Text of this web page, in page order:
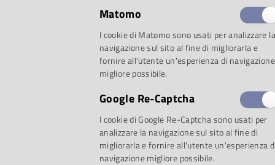
Proposta 1: Invito all’ascolto
Robert Schumann
Matomo
I cookie di Matomo sono usati per analizzare la
navigazione sul sito al fine di migliorarla e
fornire all'utente un'esperienza di navigazione
migliore possibile.
Google Re-Captcha
I cookie di Google Re-Captcha sono usati per
analizzare la navigazione sul sito al fine di
migliorarla e fornire all'utente un'esperienza
navigazione migliore possibile.